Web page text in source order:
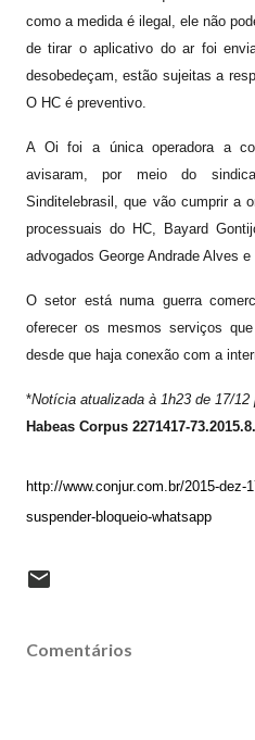
como a medida é ilegal, ele não
de tirar o aplicativo do ar foi
desobedeçam, estão sujeitas a
O HC é preventivo.
A Oi foi a única operadora a
avisaram, por meio do
Sinditelebrasil, que vão cumprir a
processuais do HC, Bayard
advogados George Andrade Alves
O setor está numa guerra
oferecer os mesmos serviços
desde que haja conexão com a
*Notícia atualizada à 1h23 de 17/
Habeas Corpus 2271417-
http://www.conjur.com.br/2015-dez-
suspender-bloqueio-whatsapp
Comentários